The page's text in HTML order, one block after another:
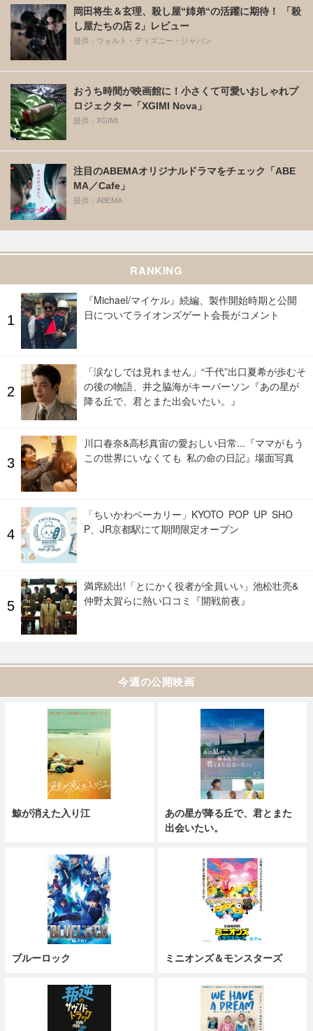
岡田将生＆玄理、殺し屋“姉弟“の活躍に期待！ 「殺
し屋たちの店 2」レビュー
提供：ウォルト・ディズニー・ジャパン
おうち時間が映画館に！小さくて可愛いおしゃれプ
ロジェクター「XGIMI Nova」
提供：XGIMI
注目のABEMAオリジナルドラマをチェック「ABE
MA／Cafe」
提供：ABEMA
RANKING
『Michael/マイケル』続編、製作開始時期と公開
日についてライオンズゲート会長がコメント
「涙なしでは見れません」“千代”出口夏希が歩むそ
の後の物語、井之脇海がキーパーソン『あの星が
降る丘で、君とまた出会いたい。』
川口春奈&高杉真宙の愛おしい日常...『ママがもう
この世界にいなくても 私の命の日記』場面写真
「ちいかわベーカリー」KYOTO POP UP SHO
P、JR京都駅にて期間限定オープン
満席続出!「とにかく役者が全員いい」池松壮亮&
仲野太賀らに熱い口コミ『開戦前夜』
今週の公開映画
鯨が消えた入り江
あの星が降る丘で、君とまた
出会いたい。
ブルーロック ミニオンズ＆モンスターズ